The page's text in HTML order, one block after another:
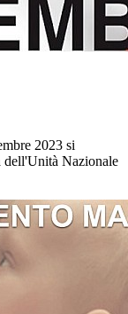
2023 si
dell'Unità Nazionale